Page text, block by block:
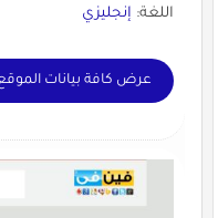
اللغة: إنجليزي
عرض كافة بيانات الموقع